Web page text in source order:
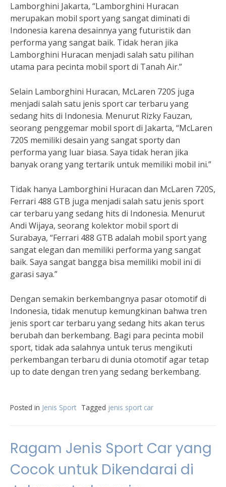
Lamborghini Jakarta, “Lamborghini Huracan
merupakan mobil sport yang sangat diminati di
Indonesia karena desainnya yang futuristik dan
performa yang sangat baik. Tidak heran jika
Lamborghini Huracan menjadi salah satu pilihan
utama para pecinta mobil sport di Tanah Air.”
Selain Lamborghini Huracan, McLaren 720S juga
menjadi salah satu jenis sport car terbaru yang
sedang hits di Indonesia. Menurut Rizky Fauzan,
seorang penggemar mobil sport di Jakarta, “McLaren
720S memiliki desain yang sangat sporty dan
performa yang luar biasa. Saya tidak heran jika
banyak orang yang tertarik untuk memiliki mobil ini.”
Tidak hanya Lamborghini Huracan dan McLaren 720S,
Ferrari 488 GTB juga menjadi salah satu jenis sport
car terbaru yang sedang hits di Indonesia. Menurut
Andi Wijaya, seorang kolektor mobil sport di
Surabaya, “Ferrari 488 GTB adalah mobil sport yang
sangat elegan dan memiliki performa yang sangat
baik. Saya sangat bangga bisa memiliki mobil ini di
garasi saya.”
Dengan semakin berkembangnya pasar otomotif di
Indonesia, tidak menutup kemungkinan bahwa tren
jenis sport car terbaru yang sedang hits akan terus
berubah dan berkembang. Bagi para pecinta mobil
sport, tidak ada salahnya untuk terus mengikuti
perkembangan terbaru di dunia otomotif agar tetap
up to date dengan tren yang sedang berkembang.
Posted in Jenis Sport Tagged jenis sport car
Ragam Jenis Sport Car yang
Cocok untuk Dikendarai di